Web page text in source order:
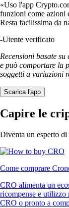
«Uso l'app
funzioni come azioni
Resta facilissima da
-Utente verificato
Recensioni basate
e può comportare la
soggetti a variazioni
Scarica l'app
Capire le
Diventa un esperto
Come comprare
CRO alimenta un
ricompense e utilizzo
CRO o pronto a